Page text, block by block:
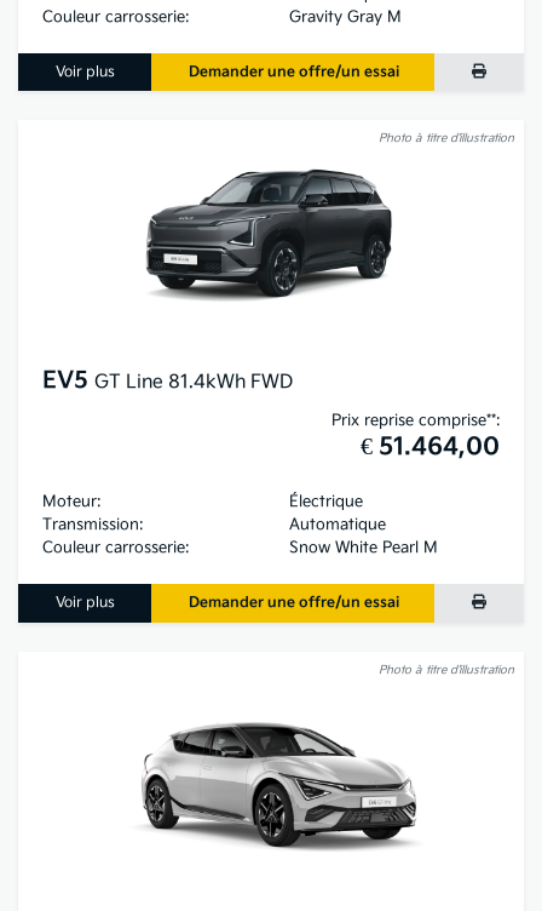
Couleur carrosserie:
Gravity Gray M
Voir plus Demander une offre/un essai
Photo à titre d’illustration
EV5 GT Line 81.4kWh FWD
Prix reprise comprise**:
€ 51.464,00
Moteur:
Électrique
Transmission:
Automatique
Couleur carrosserie:
Snow White Pearl M
Voir plus Demander une offre/un essai
Photo à titre d’illustration